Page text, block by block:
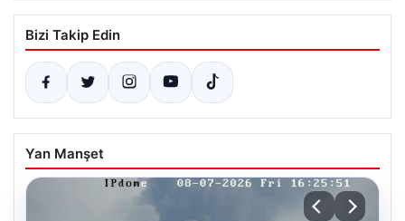
Bizi Takip Edin
Yan Manşet